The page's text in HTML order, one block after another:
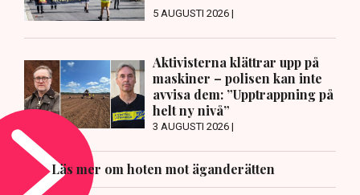
5 AUGUSTI 2026 |
Aktivisterna klättrar upp på
maskiner – polisen kan inte
avvisa dem: ”Upptrappning på
helt ny nivå”
3 AUGUSTI 2026 |
Läs mer om hoten mot äganderätten